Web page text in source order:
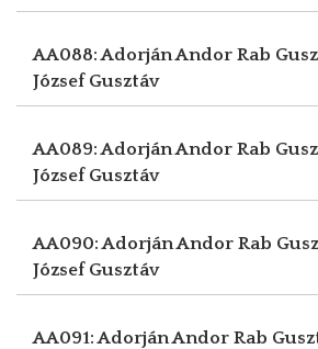
AA088: Adorján Andor Rab
József Gusztáv
AA089: Adorján Andor Rab
József Gusztáv
AA090: Adorján Andor Rab
József Gusztáv
AA091: Adorján Andor Rab